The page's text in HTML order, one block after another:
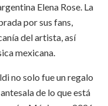
Elena Rose. La
por sus fans,
del artista, así
mexicana.
no solo fue un regalo
de lo que está